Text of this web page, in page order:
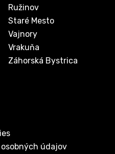
Ružinov
Staré Mesto
Vajnory
Vrakuňa
Záhorská Bystrica
údajov